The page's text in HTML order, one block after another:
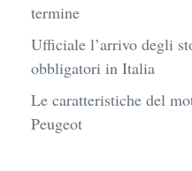
termine
Ufficiale l’arrivo degli
obbligatori in Italia
Le caratteristiche del
Peugeot